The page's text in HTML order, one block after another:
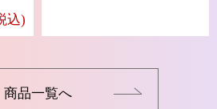
込)
商品一覧へ